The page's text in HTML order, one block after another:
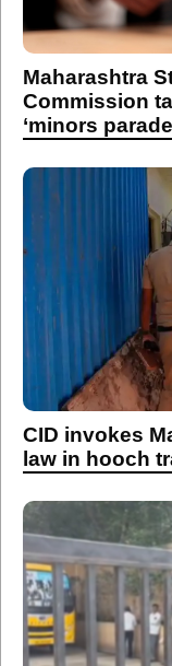
Maharashtra
Commission
‘minors
CID invokes
law in hooch